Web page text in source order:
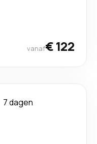
vanaf€ 122
7 dagen